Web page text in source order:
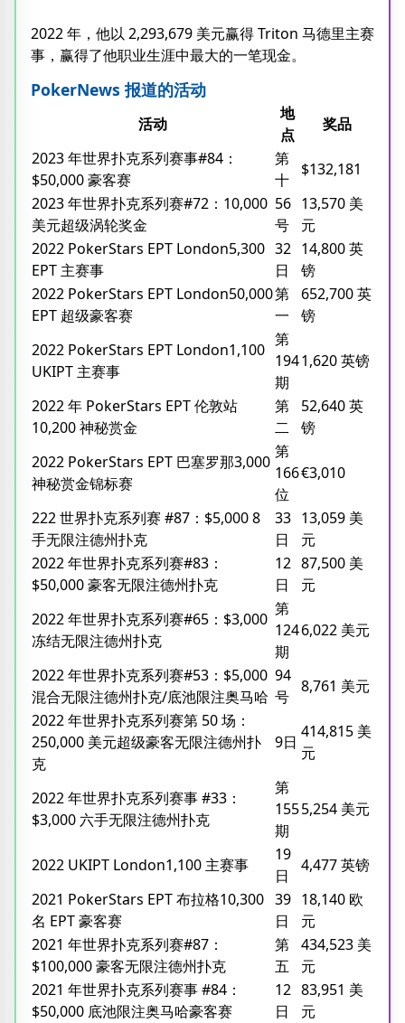
2022 年，他以 2,293,679 美元赢得 Triton 马德里主赛
事，赢得了他职业生涯中最大的一笔现金。
PokerNews 报道的活动
活动
地
点
奖品
2023 年世界扑克系列赛事#84：
$50,000 豪客赛
第
十
$132,181
2023 年世界扑克系列赛#72：10,000
美元超级涡轮奖金
56
号
13,570 美
元
2022 PokerStars EPT London5,300
EPT 主赛事
32
日
14,800 英
镑
2022 PokerStars EPT London50,000
EPT 超级豪客赛
第
一
652,700 英
镑
2022 PokerStars EPT London1,100
UKIPT 主赛事
第
194
期
1,620 英镑
2022 年 PokerStars EPT 伦敦站
10,200 神秘赏金
第
二
52,640 英
镑
2022 PokerStars EPT 巴塞罗那3,000
神秘赏金锦标赛
第
166
位
€3,010
222 世界扑克系列赛 #87：$5,000 8
手无限注德州扑克
33
日
13,059 美
元
2022 年世界扑克系列赛#83：
$50,000 豪客无限注德州扑克
12
日
87,500 美
元
2022 年世界扑克系列赛#65：$3,000
冻结无限注德州扑克
第
124
期
6,022 美元
2022 年世界扑克系列赛#53：$5,000
混合无限注德州扑克/底池限注奥马哈
94
号
8,761 美元
2022 年世界扑克系列赛第 50 场：
250,000 美元超级豪客无限注德州扑
克
9日
414,815 美
元
2022 年世界扑克系列赛事 #33：
$3,000 六手无限注德州扑克
第
155
期
5,254 美元
2022 UKIPT London1,100 主赛事
19
日
4,477 英镑
2021 PokerStars EPT 布拉格10,300
名 EPT 豪客赛
39
日
18,140 欧
元
2021 年世界扑克系列赛#87：
$100,000 豪客无限注德州扑克
第
五
434,523 美
元
2021 年世界扑克系列赛事 #84：
$50,000 底池限注奥马哈豪客赛
12
日
83,951 美
元